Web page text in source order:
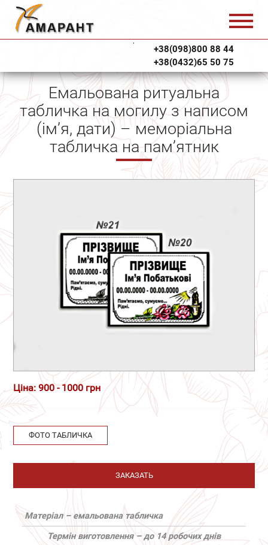
+38(098)800 88 44
+38(0432)65 50 75
Емальована ритуальна
табличка на могилу з написом
(ім’я, дати) – меморіальна
табличка на пам’ятник
Ціна: 900 - 1000 грн
ФОТО ТАБЛИЧКА
ЗАКАЗАТЬ
Матеріал – емальована табличка
Термін виготовлення – до 14 робочих днів